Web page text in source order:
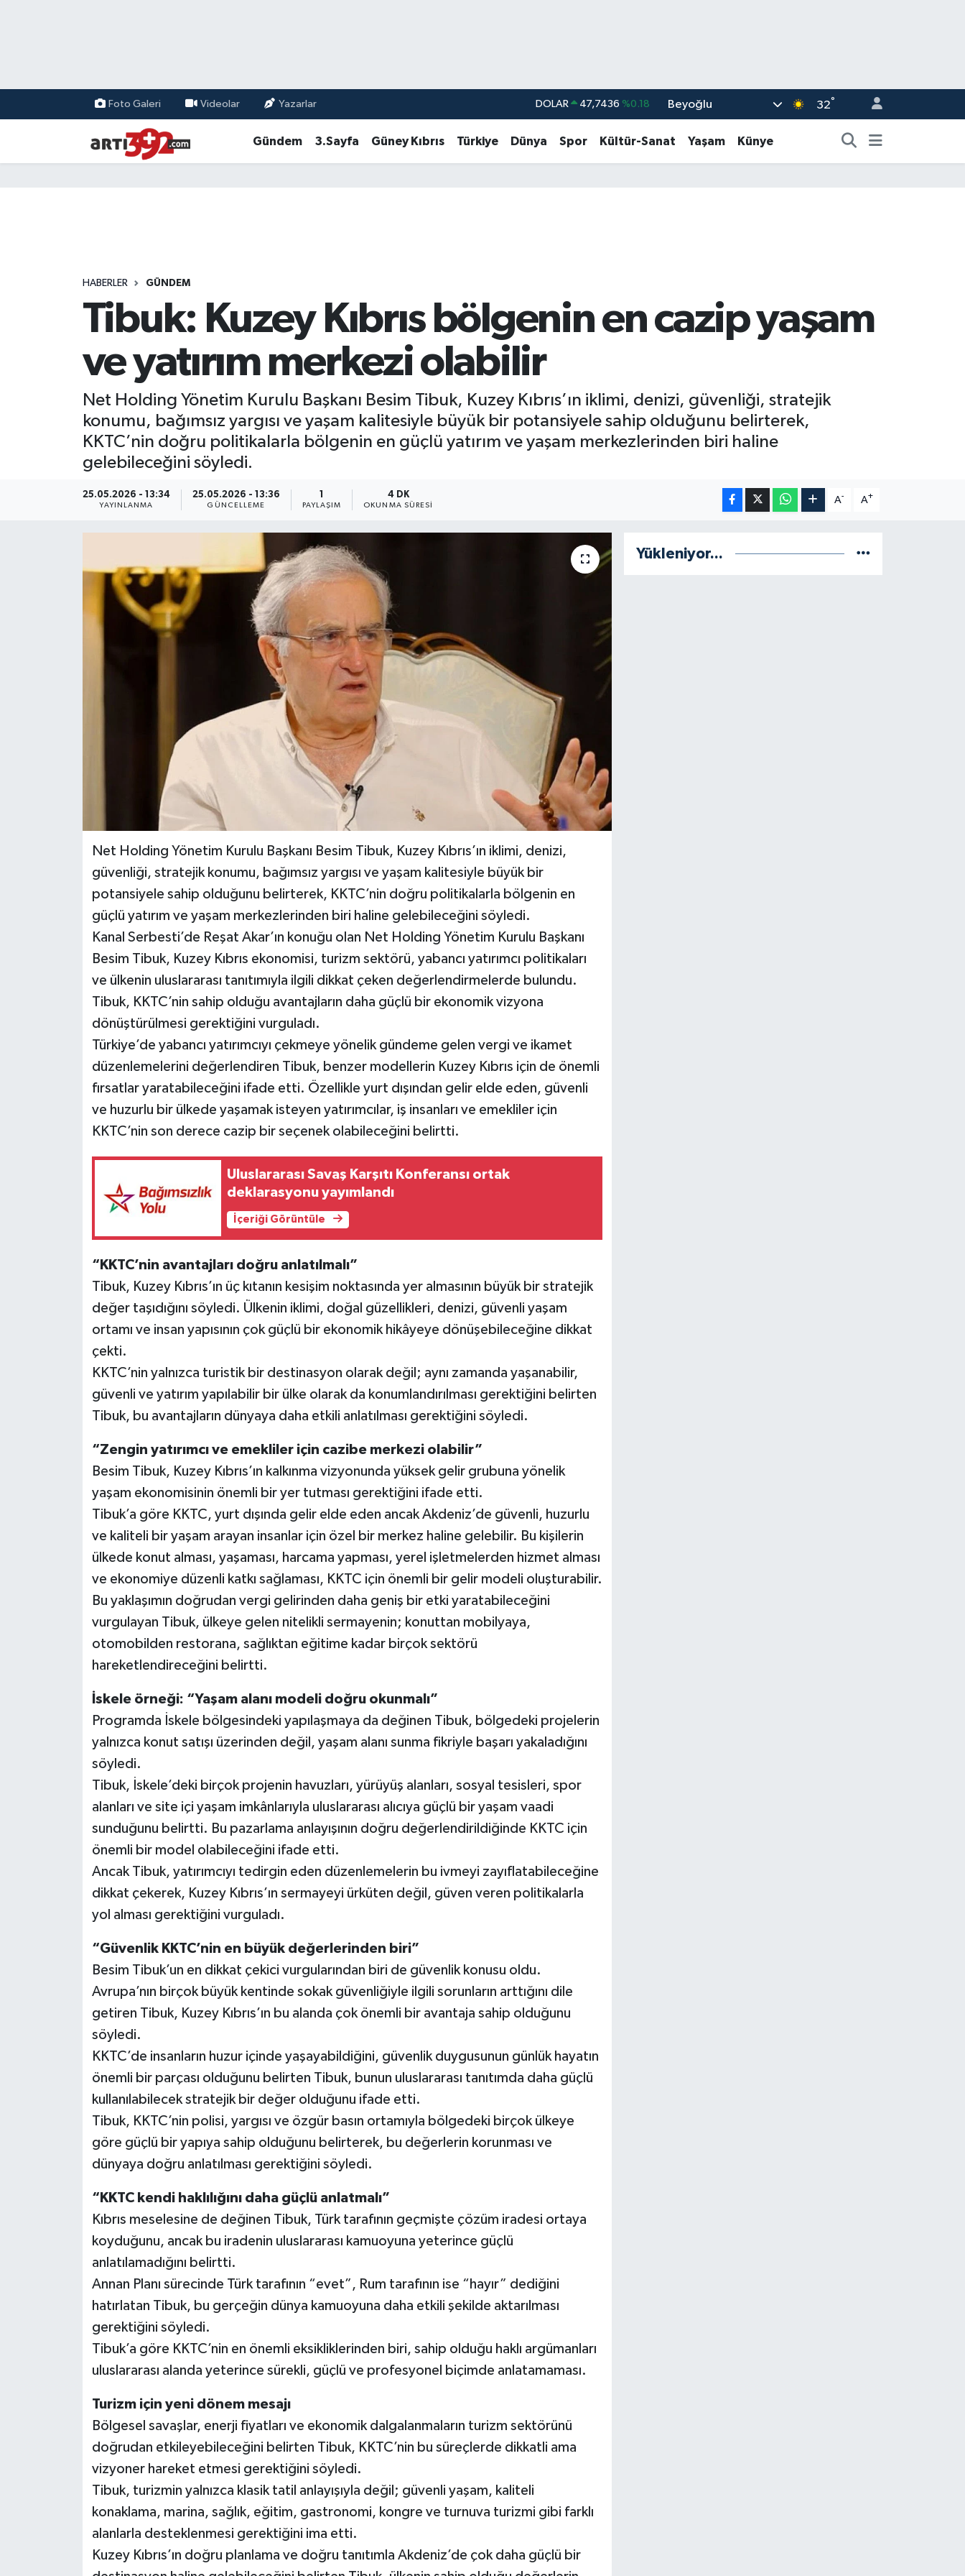
Foto Galeri Videolar Yazarlar DOLAR 47,7436 %0.18 Beyoğlu 32°
Gündem 3.Sayfa Güney Kıbrıs Türkiye Dünya Spor Kültür-Sanat Yaşam Künye
HABERLER GÜNDEM
Tibuk: Kuzey Kıbrıs bölgenin en cazip yaşam
ve yatırım merkezi olabilir
Net Holding Yönetim Kurulu Başkanı Besim Tibuk, Kuzey Kıbrıs’ın iklimi, denizi, güvenliği, stratejik
konumu, bağımsız yargısı ve yaşam kalitesiyle büyük bir potansiyele sahip olduğunu belirterek,
KKTC’nin doğru politikalarla bölgenin en güçlü yatırım ve yaşam merkezlerinden biri haline
gelebileceğini söyledi.
25.05.2026 - 13:34
YAYINLANMA
25.05.2026 - 13:36
GÜNCELLEME
1
PAYLAŞIM
4 DK
OKUNMA SÜRESI
A- A+
Net Holding Yönetim Kurulu Başkanı Besim Tibuk, Kuzey Kıbrıs’ın iklimi, denizi,
güvenliği, stratejik konumu, bağımsız yargısı ve yaşam kalitesiyle büyük bir
potansiyele sahip olduğunu belirterek, KKTC’nin doğru politikalarla bölgenin en
güçlü yatırım ve yaşam merkezlerinden biri haline gelebileceğini söyledi.
Kanal Serbesti’de Reşat Akar’ın konuğu olan Net Holding Yönetim Kurulu Başkanı
Besim Tibuk, Kuzey Kıbrıs ekonomisi, turizm sektörü, yabancı yatırımcı politikaları
ve ülkenin uluslararası tanıtımıyla ilgili dikkat çeken değerlendirmelerde bulundu.
Tibuk, KKTC’nin sahip olduğu avantajların daha güçlü bir ekonomik vizyona
dönüştürülmesi gerektiğini vurguladı.
Türkiye’de yabancı yatırımcıyı çekmeye yönelik gündeme gelen vergi ve ikamet
düzenlemelerini değerlendiren Tibuk, benzer modellerin Kuzey Kıbrıs için de önemli
fırsatlar yaratabileceğini ifade etti. Özellikle yurt dışından gelir elde eden, güvenli
ve huzurlu bir ülkede yaşamak isteyen yatırımcılar, iş insanları ve emekliler için
KKTC’nin son derece cazip bir seçenek olabileceğini belirtti.
Uluslararası Savaş Karşıtı Konferansı ortak
deklarasyonu yayımlandı
İçeriği Görüntüle
“KKTC’nin avantajları doğru anlatılmalı”
Tibuk, Kuzey Kıbrıs’ın üç kıtanın kesişim noktasında yer almasının büyük bir stratejik
değer taşıdığını söyledi. Ülkenin iklimi, doğal güzellikleri, denizi, güvenli yaşam
ortamı ve insan yapısının çok güçlü bir ekonomik hikâyeye dönüşebileceğine dikkat
çekti.
KKTC’nin yalnızca turistik bir destinasyon olarak değil; aynı zamanda yaşanabilir,
güvenli ve yatırım yapılabilir bir ülke olarak da konumlandırılması gerektiğini belirten
Tibuk, bu avantajların dünyaya daha etkili anlatılması gerektiğini söyledi.
“Zengin yatırımcı ve emekliler için cazibe merkezi olabilir”
Besim Tibuk, Kuzey Kıbrıs’ın kalkınma vizyonunda yüksek gelir grubuna yönelik
yaşam ekonomisinin önemli bir yer tutması gerektiğini ifade etti.
Tibuk’a göre KKTC, yurt dışında gelir elde eden ancak Akdeniz’de güvenli, huzurlu
ve kaliteli bir yaşam arayan insanlar için özel bir merkez haline gelebilir. Bu kişilerin
ülkede konut alması, yaşaması, harcama yapması, yerel işletmelerden hizmet alması
ve ekonomiye düzenli katkı sağlaması, KKTC için önemli bir gelir modeli oluşturabilir.
Bu yaklaşımın doğrudan vergi gelirinden daha geniş bir etki yaratabileceğini
vurgulayan Tibuk, ülkeye gelen nitelikli sermayenin; konuttan mobilyaya,
otomobilden restorana, sağlıktan eğitime kadar birçok sektörü
hareketlendireceğini belirtti.
İskele örneği: “Yaşam alanı modeli doğru okunmalı”
Programda İskele bölgesindeki yapılaşmaya da değinen Tibuk, bölgedeki projelerin
yalnızca konut satışı üzerinden değil, yaşam alanı sunma fikriyle başarı yakaladığını
söyledi.
Tibuk, İskele’deki birçok projenin havuzları, yürüyüş alanları, sosyal tesisleri, spor
alanları ve site içi yaşam imkânlarıyla uluslararası alıcıya güçlü bir yaşam vaadi
sunduğunu belirtti. Bu pazarlama anlayışının doğru değerlendirildiğinde KKTC için
önemli bir model olabileceğini ifade etti.
Ancak Tibuk, yatırımcıyı tedirgin eden düzenlemelerin bu ivmeyi zayıflatabileceğine
dikkat çekerek, Kuzey Kıbrıs’ın sermayeyi ürküten değil, güven veren politikalarla
yol alması gerektiğini vurguladı.
“Güvenlik KKTC’nin en büyük değerlerinden biri”
Besim Tibuk’un en dikkat çekici vurgularından biri de güvenlik konusu oldu.
Avrupa’nın birçok büyük kentinde sokak güvenliğiyle ilgili sorunların arttığını dile
getiren Tibuk, Kuzey Kıbrıs’ın bu alanda çok önemli bir avantaja sahip olduğunu
söyledi.
KKTC’de insanların huzur içinde yaşayabildiğini, güvenlik duygusunun günlük hayatın
önemli bir parçası olduğunu belirten Tibuk, bunun uluslararası tanıtımda daha güçlü
kullanılabilecek stratejik bir değer olduğunu ifade etti.
Tibuk, KKTC’nin polisi, yargısı ve özgür basın ortamıyla bölgedeki birçok ülkeye
göre güçlü bir yapıya sahip olduğunu belirterek, bu değerlerin korunması ve
dünyaya doğru anlatılması gerektiğini söyledi.
“KKTC kendi haklılığını daha güçlü anlatmalı”
Kıbrıs meselesine de değinen Tibuk, Türk tarafının geçmişte çözüm iradesi ortaya
koyduğunu, ancak bu iradenin uluslararası kamuoyuna yeterince güçlü
anlatılamadığını belirtti.
Annan Planı sürecinde Türk tarafının “evet”, Rum tarafının ise “hayır” dediğini
hatırlatan Tibuk, bu gerçeğin dünya kamuoyuna daha etkili şekilde aktarılması
gerektiğini söyledi.
Tibuk’a göre KKTC’nin en önemli eksikliklerinden biri, sahip olduğu haklı argümanları
uluslararası alanda yeterince sürekli, güçlü ve profesyonel biçimde anlatamaması.
Turizm için yeni dönem mesajı
Bölgesel savaşlar, enerji fiyatları ve ekonomik dalgalanmaların turizm sektörünü
doğrudan etkileyebileceğini belirten Tibuk, KKTC’nin bu süreçlerde dikkatli ama
vizyoner hareket etmesi gerektiğini söyledi.
Tibuk, turizmin yalnızca klasik tatil anlayışıyla değil; güvenli yaşam, kaliteli
konaklama, marina, sağlık, eğitim, gastronomi, kongre ve turnuva turizmi gibi farklı
alanlarla desteklenmesi gerektiğini ima etti.
Kuzey Kıbrıs’ın doğru planlama ve doğru tanıtımla Akdeniz’de çok daha güçlü bir
Yükleniyor...